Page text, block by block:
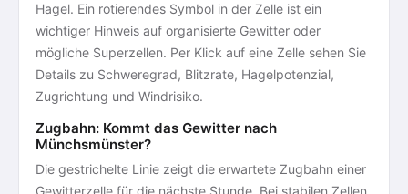
Hagel. Ein rotierendes Symbol in der Zelle ist ein
wichtiger Hinweis auf organisierte Gewitter oder
mögliche Superzellen. Per Klick auf eine Zelle sehen Sie
Details zu Schweregrad, Blitzrate, Hagelpotenzial,
Zugrichtung und Windrisiko.
Zugbahn: Kommt das Gewitter nach
Münchsmünster?
Die gestrichelte Linie zeigt die erwartete Zugbahn einer